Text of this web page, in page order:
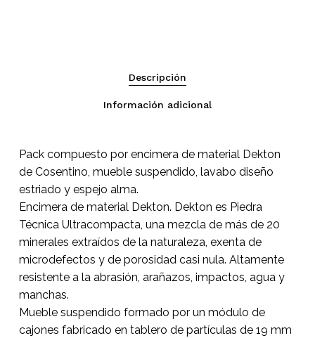
No hay productos en el
carrito.
Go To Shop
Descripción
Información adicional
Pack compuesto por encimera de material Dekton
de Cosentino, mueble suspendido, lavabo diseño
estriado y espejo alma.
Encimera de material Dekton. Dekton es Piedra
Técnica Ultracompacta, una mezcla de más de 20
minerales extraídos de la naturaleza, exenta de
microdefectos y de porosidad casi nula. Altamente
resistente a la abrasión, arañazos, impactos, agua y
manchas.
Mueble suspendido formado por un módulo de
cajones fabricado en tablero de partículas de 19 mm